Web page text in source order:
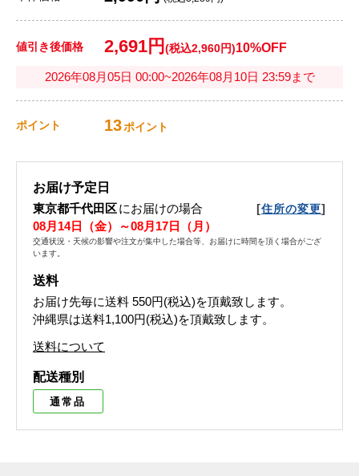
値引き後価格 2,691円 (税込2,960円)10%OFF
2026年08月05日 00:00~2026年08月10日 23:59まで
ポイント 13ポイント
お届け予定日
東京都千代田区にお届けの場合 [住所の変更]
08月14日（金）～08月17日（月）
交通状況・天候の影響や注文が集中した場合等、お届けに時間を頂く場合がござ
います。
送料
お届け先毎に送料 550円(税込)を頂戴致します。
沖縄県は送料1,100円(税込)を頂戴致します。
送料について
配送種別
通常品